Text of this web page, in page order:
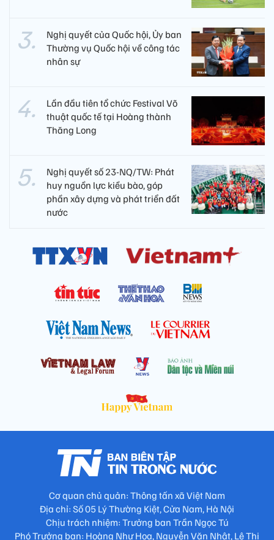
Nghị quyết của Quốc hội, Ủy ban
Thường vụ Quốc hội về công tác
nhân sự
Lần đầu tiên tổ chức Festival Võ
thuật quốc tế tại Hoàng thành
Thăng Long
Nghị quyết số 23-NQ/TW: Phát
huy nguồn lực kiều bào, góp
phần xây dựng và phát triển đất
nước
Cơ quan chủ quản: Thông tấn xã Việt Nam
Địa chỉ: Số 05 Lý Thường Kiệt, Cửa Nam, Hà Nội
Chịu trách nhiệm: Trưởng ban Trần Ngọc Tú
Phó Trưởng ban: Hoàng Như Hoa, Nguyễn Văn Nhật, Lê Thị